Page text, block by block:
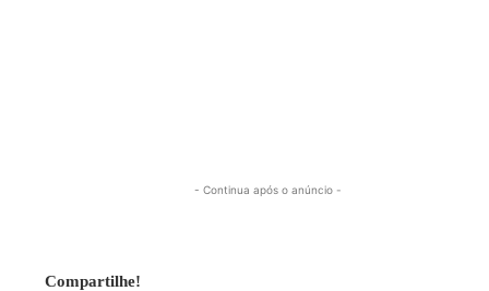
- Continua após o anúncio -
Compartilhe!